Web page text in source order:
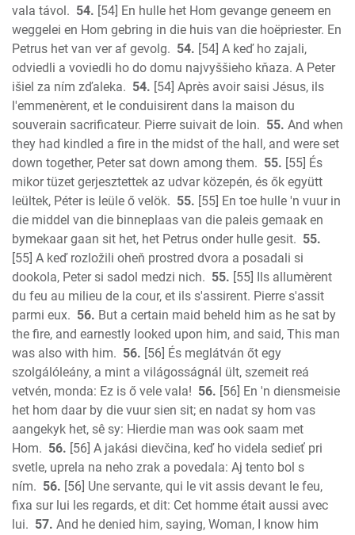
vala távol. 54. [54] En hulle het Hom gevange geneem en
weggelei en Hom gebring in die huis van die hoëpriester. En
Petrus het van ver af gevolg. 54. [54] A keď ho zajali,
odviedli a voviedli ho do domu najvyššieho kňaza. A Peter
išiel za ním zďaleka. 54. [54] Après avoir saisi Jésus, ils
l'emmenèrent, et le conduisirent dans la maison du
souverain sacrificateur. Pierre suivait de loin. 55. And when
they had kindled a fire in the midst of the hall, and were set
down together, Peter sat down among them. 55. [55] És
mikor tüzet gerjesztettek az udvar közepén, és ők együtt
leültek, Péter is leüle ő velök. 55. [55] En toe hulle 'n vuur in
die middel van die binneplaas van die paleis gemaak en
bymekaar gaan sit het, het Petrus onder hulle gesit. 55.
[55] A keď rozložili oheň prostred dvora a posadali si
dookola, Peter si sadol medzi nich. 55. [55] Ils allumèrent
du feu au milieu de la cour, et ils s'assirent. Pierre s'assit
parmi eux. 56. But a certain maid beheld him as he sat by
the fire, and earnestly looked upon him, and said, This man
was also with him. 56. [56] És meglátván őt egy
szolgálóleány, a mint a világosságnál ült, szemeit reá
vetvén, monda: Ez is ő vele vala! 56. [56] En 'n diensmeisie
het hom daar by die vuur sien sit; en nadat sy hom vas
aangekyk het, sê sy: Hierdie man was ook saam met
Hom. 56. [56] A jakási dievčina, keď ho videla sedieť pri
svetle, uprela na neho zrak a povedala: Aj tento bol s
ním. 56. [56] Une servante, qui le vit assis devant le feu,
fixa sur lui les regards, et dit: Cet homme était aussi avec
lui. 57. And he denied him, saying, Woman, I know him